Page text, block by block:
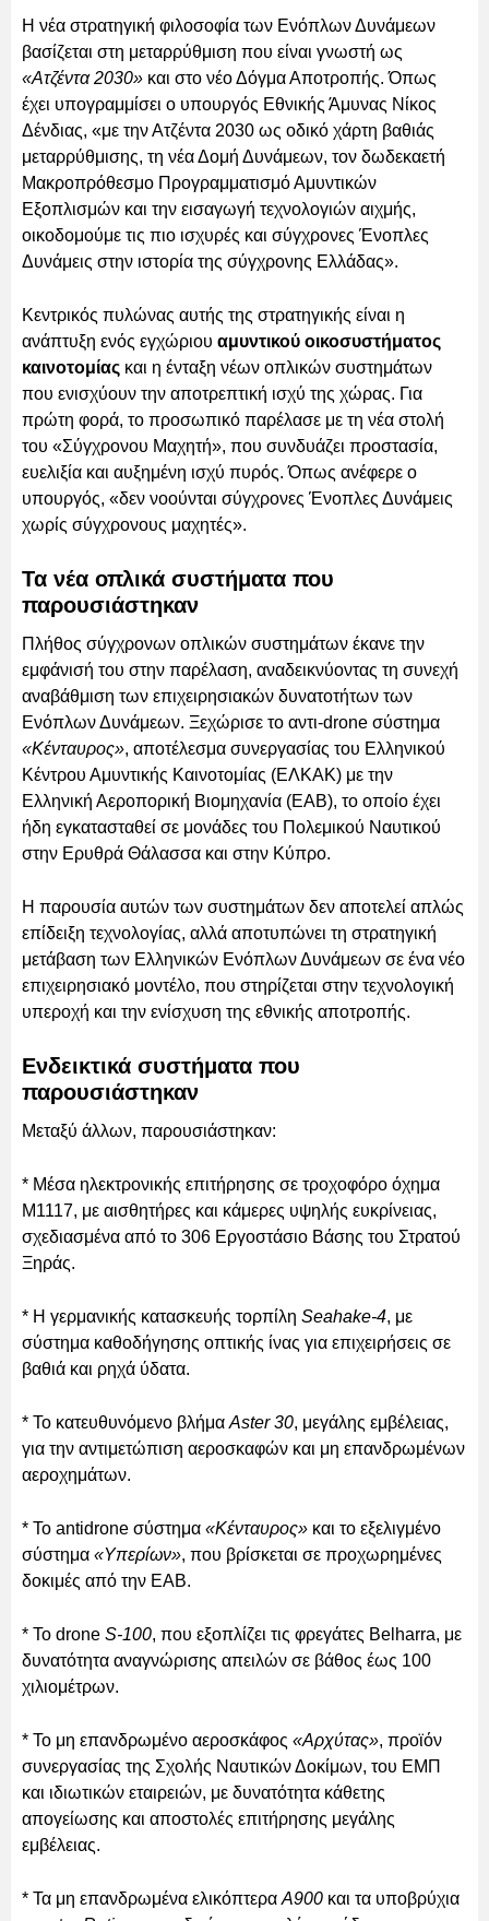
Η νέα στρατηγική φιλοσοφία των Ενόπλων Δυνάμεων
βασίζεται στη μεταρρύθμιση που είναι γνωστή ως
«Ατζέντα 2030» και στο νέο Δόγμα Αποτροπής. Όπως
έχει υπογραμμίσει ο υπουργός Εθνικής Άμυνας Νίκος
Δένδιας, «με την Ατζέντα 2030 ως οδικό χάρτη βαθιάς
μεταρρύθμισης, τη νέα Δομή Δυνάμεων, τον δωδεκαετή
Μακροπρόθεσμο Προγραμματισμό Αμυντικών
Εξοπλισμών και την εισαγωγή τεχνολογιών αιχμής,
οικοδομούμε τις πιο ισχυρές και σύγχρονες Ένοπλες
Δυνάμεις στην ιστορία της σύγχρονης Ελλάδας».
Κεντρικός πυλώνας αυτής της στρατηγικής είναι η
ανάπτυξη ενός εγχώριου αμυντικού οικοσυστήματος
καινοτομίας και η ένταξη νέων οπλικών συστημάτων
που ενισχύουν την αποτρεπτική ισχύ της χώρας. Για
πρώτη φορά, το προσωπικό παρέλασε με τη νέα στολή
του «Σύγχρονου Μαχητή», που συνδυάζει προστασία,
ευελιξία και αυξημένη ισχύ πυρός. Όπως ανέφερε ο
υπουργός, «δεν νοούνται σύγχρονες Ένοπλες Δυνάμεις
χωρίς σύγχρονους μαχητές».
Τα νέα οπλικά συστήματα που
παρουσιάστηκαν
Πλήθος σύγχρονων οπλικών συστημάτων έκανε την
εμφάνισή του στην παρέλαση, αναδεικνύοντας τη συνεχή
αναβάθμιση των επιχειρησιακών δυνατοτήτων των
Ενόπλων Δυνάμεων. Ξεχώρισε το αντι-drone σύστημα
«Κένταυρος», αποτέλεσμα συνεργασίας του Ελληνικού
Κέντρου Αμυντικής Καινοτομίας (ΕΛΚΑΚ) με την
Ελληνική Αεροπορική Βιομηχανία (ΕΑΒ), το οποίο έχει
ήδη εγκατασταθεί σε μονάδες του Πολεμικού Ναυτικού
στην Ερυθρά Θάλασσα και στην Κύπρο.
Η παρουσία αυτών των συστημάτων δεν αποτελεί απλώς
επίδειξη τεχνολογίας, αλλά αποτυπώνει τη στρατηγική
μετάβαση των Ελληνικών Ενόπλων Δυνάμεων σε ένα νέο
επιχειρησιακό μοντέλο, που στηρίζεται στην τεχνολογική
υπεροχή και την ενίσχυση της εθνικής αποτροπής.
Ενδεικτικά συστήματα που
παρουσιάστηκαν
Μεταξύ άλλων, παρουσιάστηκαν:
* Μέσα ηλεκτρονικής επιτήρησης σε τροχοφόρο όχημα
Μ1117, με αισθητήρες και κάμερες υψηλής ευκρίνειας,
σχεδιασμένα από το 306 Εργοστάσιο Βάσης του Στρατού
Ξηράς.
* Η γερμανικής κατασκευής τορπίλη Seahake-4, με
σύστημα καθοδήγησης οπτικής ίνας για επιχειρήσεις σε
βαθιά και ρηχά ύδατα.
* Το κατευθυνόμενο βλήμα Aster 30, μεγάλης εμβέλειας,
για την αντιμετώπιση αεροσκαφών και μη επανδρωμένων
αεροχημάτων.
* Το antidrone σύστημα «Κένταυρος» και το εξελιγμένο
σύστημα «Υπερίων», που βρίσκεται σε προχωρημένες
δοκιμές από την ΕΑΒ.
* Το drone S-100, που εξοπλίζει τις φρεγάτες Belharra, με
δυνατότητα αναγνώρισης απειλών σε βάθος έως 100
χιλιομέτρων.
* Το μη επανδρωμένο αεροσκάφος «Αρχύτας», προϊόν
συνεργασίας της Σχολής Ναυτικών Δοκίμων, του ΕΜΠ
και ιδιωτικών εταιρειών, με δυνατότητα κάθετης
απογείωσης και αποστολές επιτήρησης μεγάλης
εμβέλειας.
* Τα μη επανδρωμένα ελικόπτερα Α900 και τα υποβρύχια